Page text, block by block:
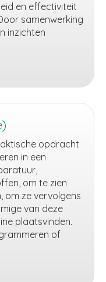
en effectiviteit
samenwerking
inzichten
opdracht
in een
om te zien
om ze vervolgens
van deze
plaatsvinden.
of